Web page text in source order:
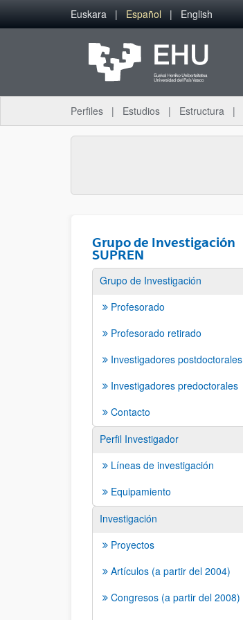
Saltar al contenido principal
Euskara Español English
Perfiles Estudios Estructura
Grupo de Investigación
SUPREN
Grupo de Investigación
Profesorado
Profesorado retirado
Investigadores postdoctorales
Investigadores predoctorales
Contacto
Perfil Investigador
Líneas de investigación
Equipamiento
Investigación
Proyectos
Artículos (a partir del 2004)
Congresos (a partir del 2008)